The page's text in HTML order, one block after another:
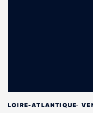
LOIRE-ATLANTIQUE